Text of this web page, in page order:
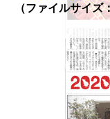
（ファイルサイズ